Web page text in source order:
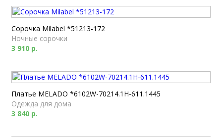
Сорочка Milabel *51213-172
Ночные сорочки
3 910 р.
Платье MELADO *6102W-70214.1H-611.1445
Одежда для дома
3 840 р.